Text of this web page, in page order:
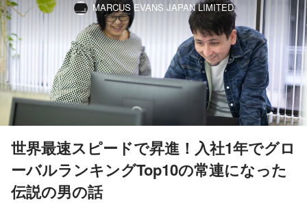
MARCUS EVANS JAPAN LIMITED
世界最速スピードで昇進！入社1年でグロ
ーバルランキングTop10の常連になった
伝説の男の話